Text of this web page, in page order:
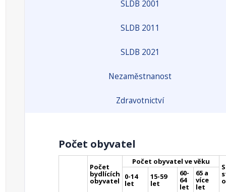
SLDB 2001
SLDB 2011
SLDB 2021
Nezaměstnanost
Zdravotnictví
Počet obyvatel
Počet
bydlících
obyvatel
Počet obyvatel ve věku
0-14
let
15-59
let
60-
64
let
65 a
více
let